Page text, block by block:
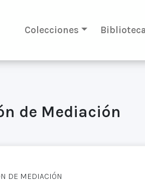
Colecciones Biblioteca
de Mediación
DE MEDIACIÓN